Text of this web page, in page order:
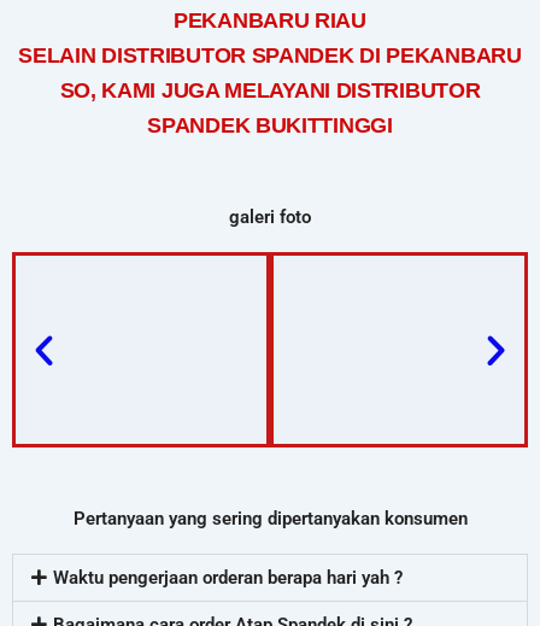
PEKANBARU RIAU
SELAIN DISTRIBUTOR SPANDEK DI PEKANBARU
SO, KAMI JUGA MELAYANI DISTRIBUTOR
SPANDEK BUKITTINGGI
galeri foto
Pertanyaan yang sering dipertanyakan konsumen
Waktu pengerjaan orderan berapa hari yah ?